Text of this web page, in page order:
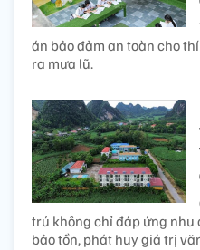
án bảo đảm an toàn cho
ra mưa lũ.
trú không chỉ đáp ứng nhu
bảo tồn, phát huy giá trị